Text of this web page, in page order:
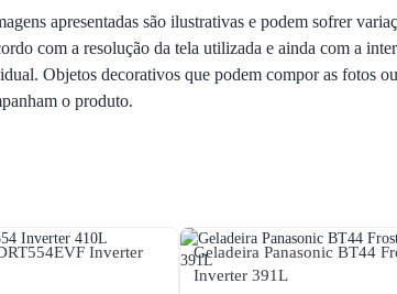
apresentadas são ilustrativas e podem sofrer
com a resolução da tela utilizada e ainda com a
Objetos decorativos que podem compor as fotos
o produto.
Inverter
Geladeira Panasonic BT44
Inverter 391L